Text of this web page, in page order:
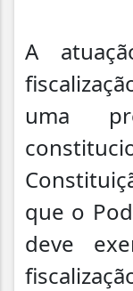
A
uma
que o
deve